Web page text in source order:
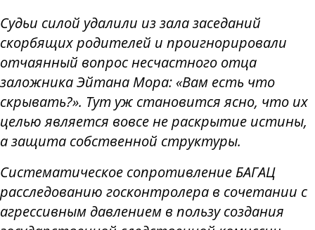
Судьи силой удалили из зала заседаний
скорбящих родителей и проигнорировали
отчаянный вопрос несчастного отца
заложника Эйтана Мора: «Вам есть что
скрывать?». Тут уж становится ясно, что их
целью является вовсе не раскрытие истины,
а защита собственной структуры.
Систематическое сопротивление БАГАЦ
расследованию госконтролера в сочетании с
агрессивным давлением в пользу создания